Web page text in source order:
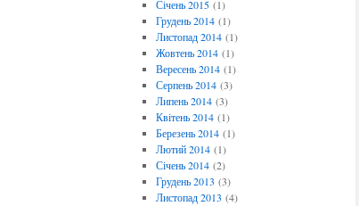
Січень 2015(1)
Грудень 2014(1)
Листопад 2014(1)
Жовтень 2014(1)
Вересень 2014(1)
Серпень 2014(3)
Липень 2014(3)
Квітень 2014(1)
Березень 2014(1)
Лютий 2014(1)
Січень 2014(2)
Грудень 2013 (3)
Листопад 2013 (4)